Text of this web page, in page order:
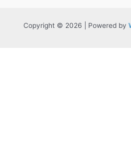
Copyright © 2026 | Powered by